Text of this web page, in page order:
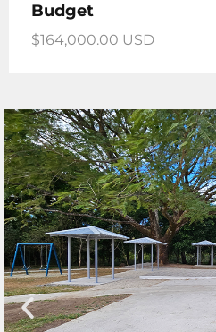
Budget
$164,000.00 USD